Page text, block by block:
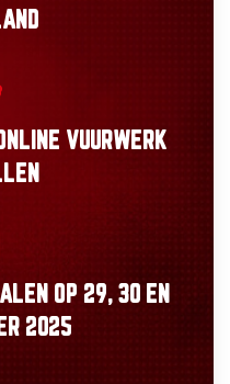
VUURWERK
OP 29, 30 EN
2025